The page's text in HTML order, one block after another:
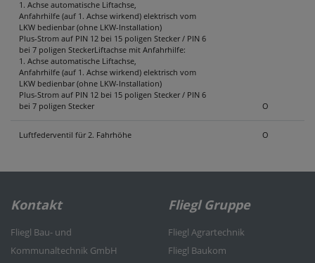
1. Achse automatische Liftachse,
Anfahrhilfe (auf 1. Achse wirkend) elektrisch vom
LKW bedienbar (ohne LKW-Installation)
Plus-Strom auf PIN 12 bei 15 poligen Stecker / PIN 6
bei 7 poligen SteckerLiftachse mit Anfahrhilfe:
1. Achse automatische Liftachse,
Anfahrhilfe (auf 1. Achse wirkend) elektrisch vom
LKW bedienbar (ohne LKW-Installation)
Plus-Strom auf PIN 12 bei 15 poligen Stecker / PIN 6
bei 7 poligen Stecker
O
Luftfederventil für 2. Fahrhöhe O
Kontakt
Fliegl Bau- und
Kommunaltechnik GmbH
Fliegl Gruppe
Fliegl Agrartechnik
Fliegl Baukom